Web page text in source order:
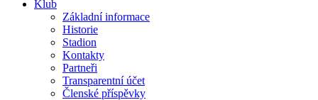
Klub
Základní informace
Historie
Stadion
Kontakty
Partneři
Transparentní účet
Členské příspěvky